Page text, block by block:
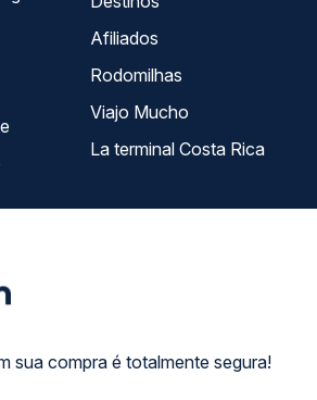
sua compra é totalmente segura!
Afiliados
Rodomilhas
Viajo Mucho
La terminal Costa Rica